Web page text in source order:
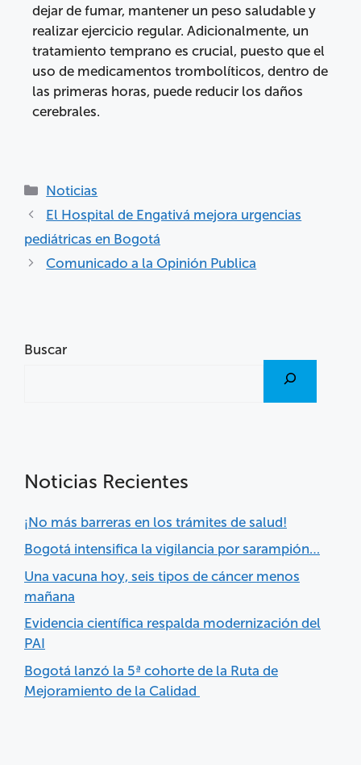
dejar de fumar, mantener un peso saludable y
realizar ejercicio regular. Adicionalmente, un
tratamiento temprano es crucial, puesto que el
uso de medicamentos trombolíticos, dentro de
las primeras horas, puede reducir los daños
cerebrales.
Noticias
El Hospital de Engativá mejora urgencias
pediátricas en Bogotá
Comunicado a la Opinión Publica
Buscar
Noticias Recientes
¡No más barreras en los trámites de salud!
Bogotá intensifica la vigilancia por sarampión…
Una vacuna hoy, seis tipos de cáncer menos
mañana
Evidencia científica respalda modernización del
PAI
Bogotá lanzó la 5ª cohorte de la Ruta de
Mejoramiento de la Calidad